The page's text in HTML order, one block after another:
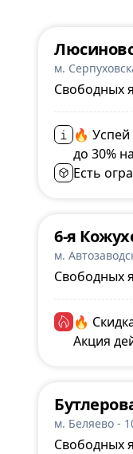
м.
Свободных
🔥 Успей
до 30%
Есть
6-я
м.
Свободных
🔥
Акция
м. Беляево -
Свободных